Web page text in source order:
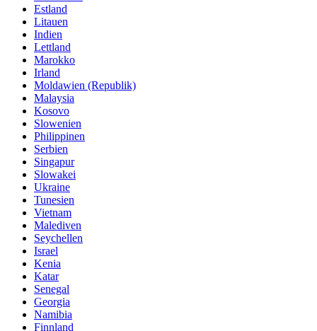
Estland
Litauen
Indien
Lettland
Marokko
Irland
Moldawien (Republik)
Malaysia
Kosovo
Slowenien
Philippinen
Serbien
Singapur
Slowakei
Ukraine
Tunesien
Vietnam
Malediven
Seychellen
Israel
Kenia
Katar
Senegal
Georgia
Namibia
Finnland